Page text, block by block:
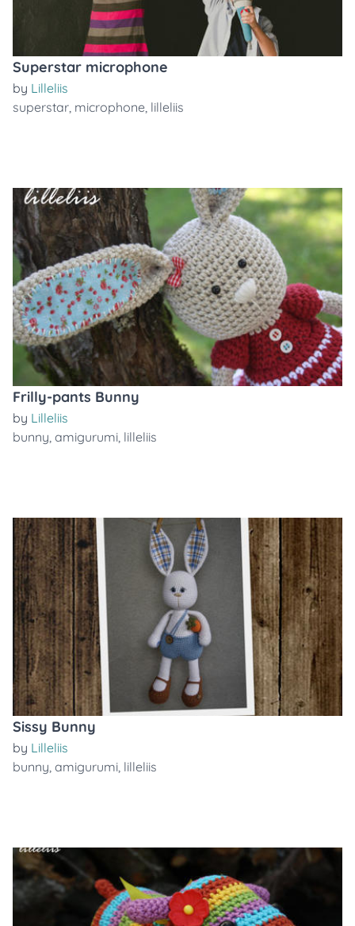
Superstar microphone
by Lilleliis
superstar, microphone, lilleliis
Frilly-pants Bunny
by Lilleliis
bunny, amigurumi, lilleliis
Sissy Bunny
by Lilleliis
bunny, amigurumi, lilleliis